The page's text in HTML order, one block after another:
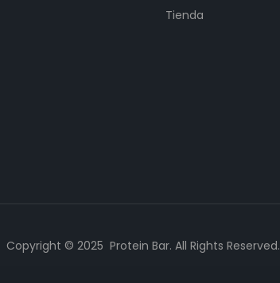
Tienda
Copyright © 2025 Protein Bar. All Rights Reserved.